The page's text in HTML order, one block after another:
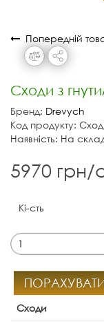
Попередній
Сходи з
Бренд: Drevych
Код продукту:
Наявність: На
5970 грн/
Кі-сть
Сходи